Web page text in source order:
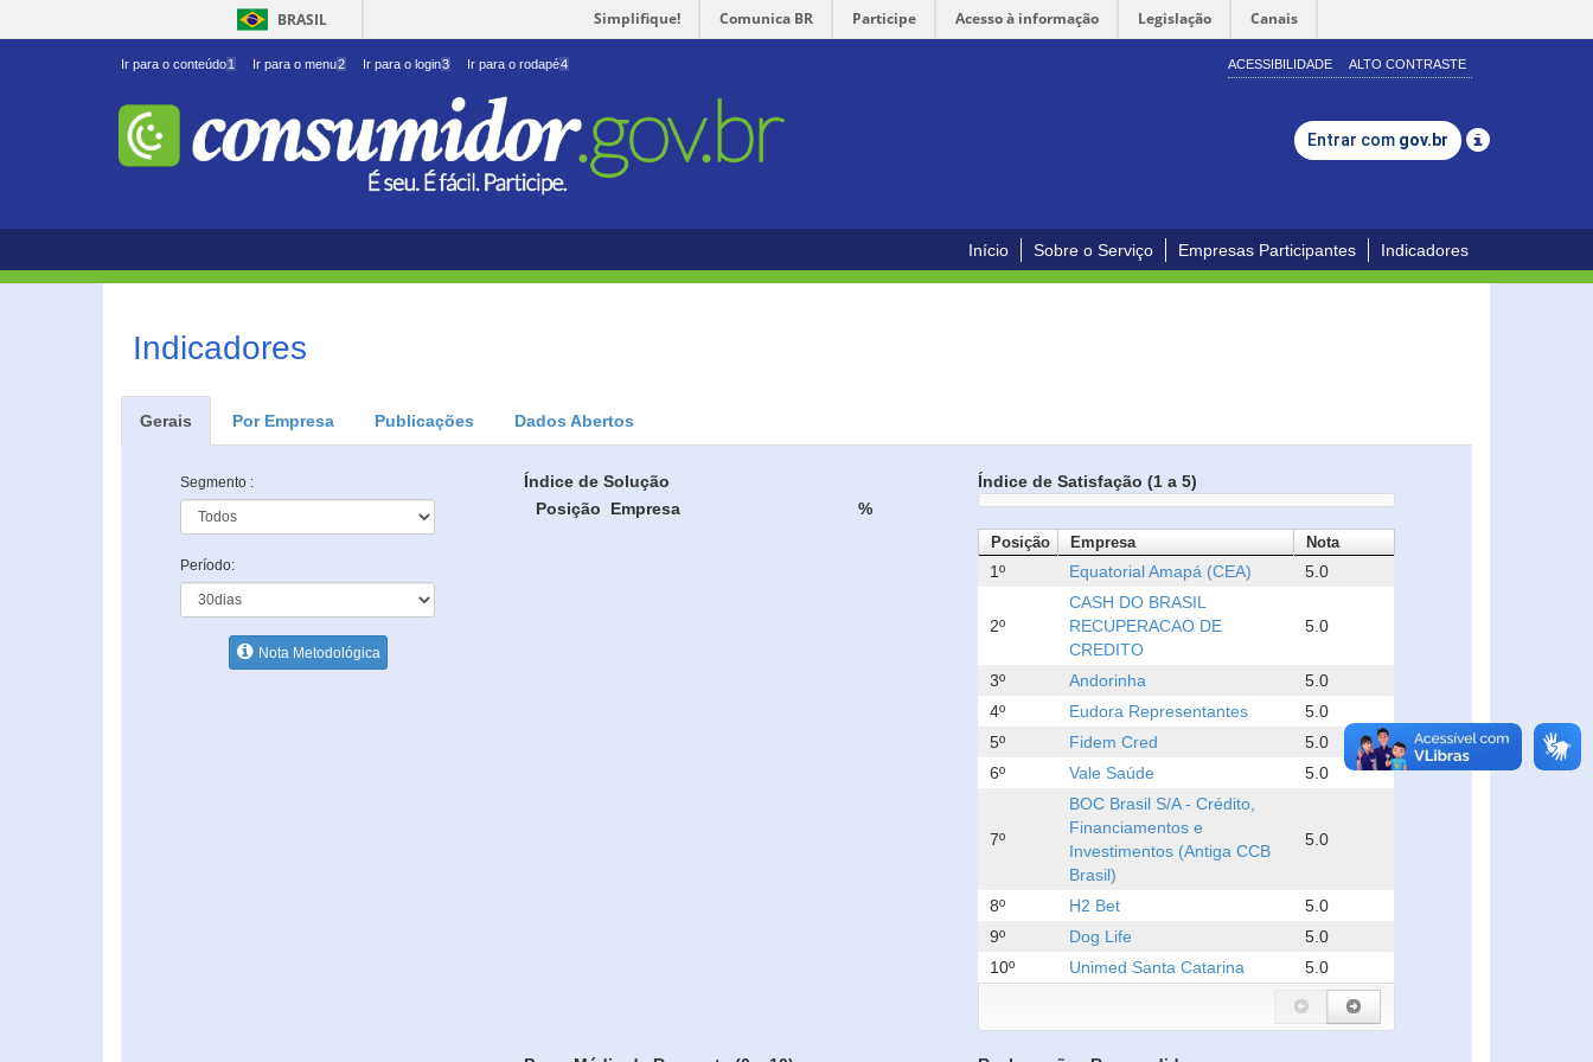
BRASIL Simplifique! Comunica BR Participe Acesso à informação Legislação Canais
Ir para o conteúdo1 Ir para o menu2 Ir para o login3 Ir para o rodapé4 ACESSIBILIDADE ALTO CONTRASTE
Entrar com gov.br
Início Sobre o Serviço Empresas Participantes Indicadores
Indicadores
Gerais Por Empresa Publicações Dados Abertos
Segmento :
Período:
Nota Metodológica
Índice de Solução
Posição
Empresa %
Índice de Satisfação (1 a 5)
Posição Empresa Nota
1º Equatorial Amapá (CEA) 5.0
2º
CASH DO BRASIL
RECUPERACAO DE
CREDITO
5.0
3º Andorinha
5.0
4º
Eudora Representantes
5.0
5º
Fidem Cred
5.0
6º
Vale Saúde 5.0
7º
BOC Brasil S/A - Crédito,
Financiamentos e
Investimentos (Antiga CCB
Brasil)
5.0
8º H2 Bet
5.0
9º
Dog Life
5.0
10º
Unimed Santa Catarina 5.0